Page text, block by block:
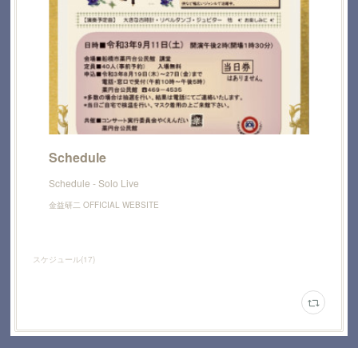
Schedule
Schedule - Solo Live
金益研二 OFFICIAL WEBSITE
スケジュール(17)